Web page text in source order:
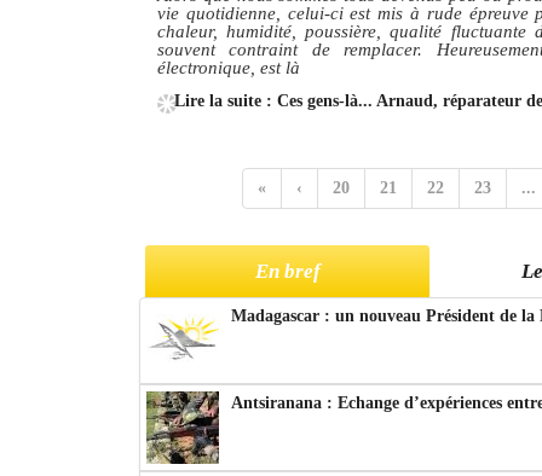
vie quotidienne, celui-ci est mis à rude
chaleur, humidité, poussière, qualité
souvent contraint de remplacer.
électronique, est là
Lire la suite : Ces gens-là... Arnaud, réparateur
« ‹ 20 21 22 23 ...
En bref
Madagascar : un nouveau Président de
Antsiranana : Echange d’expériences